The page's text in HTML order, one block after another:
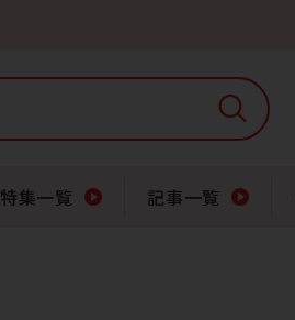
特集一覧 記事一覧